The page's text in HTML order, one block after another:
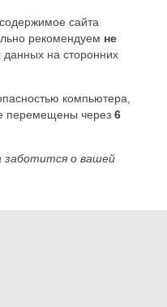
сайта
рекомендуем не
данных на сторонних
компьютера,
перемещены через 6
заботится о вашей